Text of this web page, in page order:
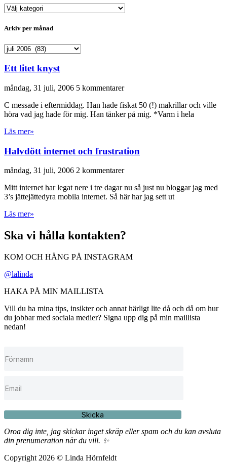
Arkiv
kategori
Arkiv per månad
Arkiv
månad
Ett litet knyst
måndag, 31 juli, 2006 5 kommentarer
C messade i eftermiddag. Han hade fiskat 50 (!) makrillar och ville
höra vad jag hade för mig. Han tänker på mig. *Varm i hela
Läs mer»
Halvdött internet och frustration
måndag, 31 juli, 2006 2 kommentarer
Mitt internet har legat nere i tre dagar nu så just nu bloggar jag med
3’s jättejättedyra mobila internet. Så här har jag sett ut
Läs mer»
Ska vi hålla kontakten?
KOM OCH HÄNG PÅ INSTAGRAM
@lalinda
HAKA PÅ MIN MAILLISTA
Vill du ha mina tips, insikter och annat härligt lite då och då om hur
du jobbar med sociala medier? Signa upp dig på min maillista
nedan!
Skicka
Oroa dig inte, jag skickar inget skräp eller spam och du kan avsluta
din prenumeration när du vill. ✨
Copyright 2026 © Linda Hörnfeldt